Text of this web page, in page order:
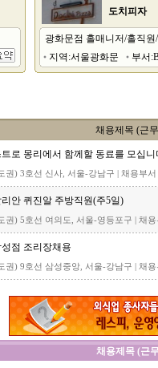
도치피자
광화문점 홀매니저/홀직원
지역:서울광화문
부서
채용제목 (근
로 몽리에서 함께할 동료를 모십니
권) 3호선 신사, 서울-강남구 | 채용부
안 퀴진알 주방직원(주5일)
권) 5호선 여의도, 서울-영등포구 | 채
점 조리장채용
권) 9호선 삼성중앙, 서울-강남구 | 채
채용제목 (근